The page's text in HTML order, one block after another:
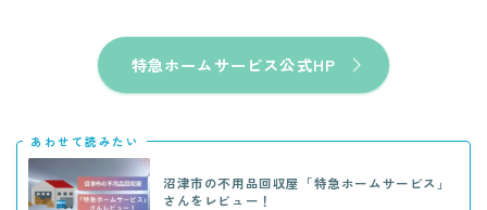
特急ホームサービス公式HP
あわせて読みたい
沼津市の不用品回収屋「特急ホームサービス」
さんをレビュー！